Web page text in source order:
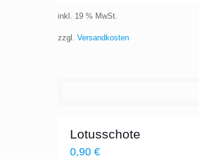
inkl. 19 % MwSt.
zzgl. Versandkosten
Lotusschote
0,90 €